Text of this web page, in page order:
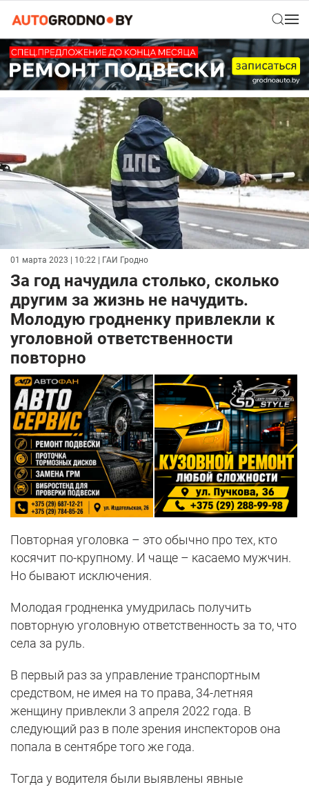
01 марта 2023 | 10:22 | ГАИ Гродно
За год начудила столько, сколько
другим за жизнь не начудить.
Молодую гродненку привлекли к
уголовной ответственности
повторно
Повторная уголовка – это обычно про тех, кто
косячит по-крупному. И чаще – касаемо мужчин.
Но бывают исключения.
Молодая гродненка умудрилась получить
повторную уголовную ответственность за то, что
села за руль.
В первый раз за управление транспортным
средством, не имея на то права, 34-летняя
женщину привлекли 3 апреля 2022 года. В
следующий раз в поле зрения инспекторов она
попала в сентябре того же года.
Тогда у водителя были выявлены явные